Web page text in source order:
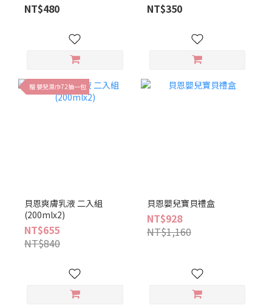
NT$480 NT$350
贈 嬰兒濕巾72抽一包
貝恩爽膚乳液 二入組
(200mlx2)
NT$655
NT$840
貝恩嬰兒寶貝禮盒
NT$928
NT$1,160